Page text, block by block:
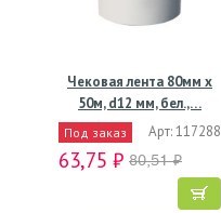
Чековая лента 80мм х
50м, d12 мм, бел.,…
Под заказ Арт: 117288
63,75 ₽ 80,51 ₽